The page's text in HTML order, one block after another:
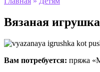
Вязаная
Вам потребуется: пряжа